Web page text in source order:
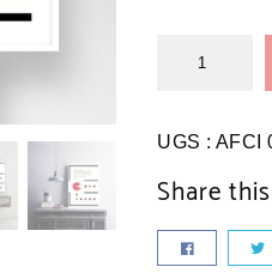
UGS : AFCI
Share